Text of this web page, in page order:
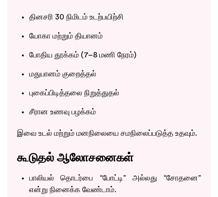
தினசரி 30 நிமிடம் உடற்பயிற்சி
யோகா மற்றும் தியானம்
போதிய தூக்கம் (7–8 மணி நேரம்)
மதுபானம் குறைத்தல்
புகைப்பிடித்தலை நிறுத்துதல்
சீரான உணவு பழக்கம்
இவை உடல் மற்றும் மனநிலையை சமநிலைப்படுத்த உதவும்.
கூடுதல் ஆலோசனைகள்
பாலியல் தொடர்பை “போட்டி” அல்லது “சோதனை”
என்று நினைக்க வேண்டாம்.